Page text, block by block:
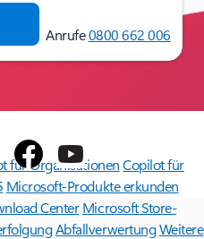
Anrufe0800 662 006
für OrganisationenCopilot für
Microsoft-Produkte erkunden
Center Microsoft Store-
AbfallverwertungWeitere